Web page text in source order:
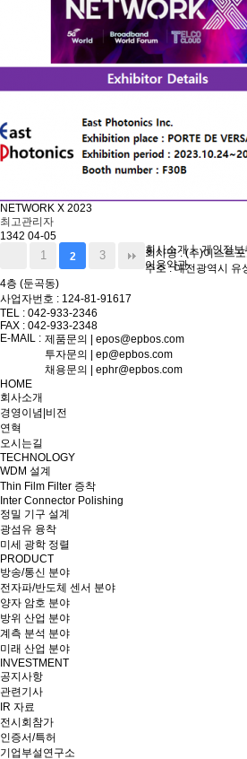
NETWORK X 2023
최고관리자
1342 04-05
1 2 3 회사소개ㅣ 개인정보
이용약관
회사명 : (주)이스트
주소 : 대전광역시 유
4층 (둔곡동)
사업자번호 : 124-81-91617
TEL : 042-933-2346
FAX : 042-933-2348
E-MAIL : 제품문의 | epos@epbos.com
투자문의 | ep@epbos.com
채용문의 | ephr@epbos.com
HOME
회사소개
경영이념|비전
연혁
오시는길
TECHNOLOGY
WDM 설계
Thin Film Filter 증착
Inter Connector Polishing
정밀 기구 설계
광섬유 융착
미세 광학 정렬
PRODUCT
방송/통신 분야
전자파/반도체 센서 분야
양자 암호 분야
방위 산업 분야
계측 분석 분야
미래 산업 분야
INVESTMENT
공지사항
관련기사
IR 자료
전시회참가
인증서/특허
기업부설연구소